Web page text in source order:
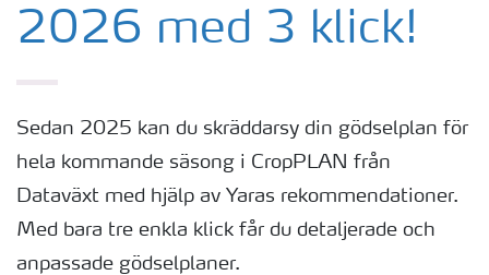
2026 med 3 klick!
Sedan 2025 kan du skräddarsy din gödselplan för
hela kommande säsong i CropPLAN från
Dataväxt med hjälp av Yaras rekommendationer.
Med bara tre enkla klick får du detaljerade och
anpassade gödselplaner.